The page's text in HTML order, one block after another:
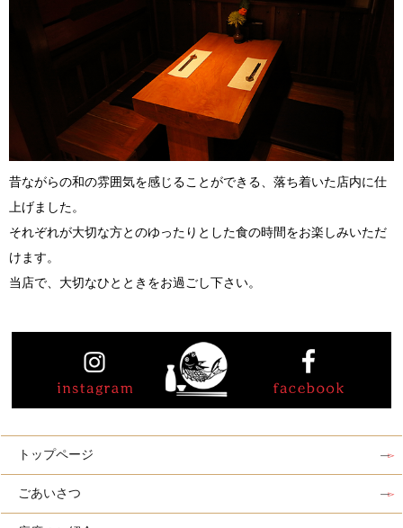
昔ながらの和の雰囲気を感じることができる、落ち着いた店内に仕
上げました。
それぞれが大切な方とのゆったりとした食の時間をお楽しみいただ
けます。
当店で、大切なひとときをお過ごし下さい。
トップページ
ごあいさつ